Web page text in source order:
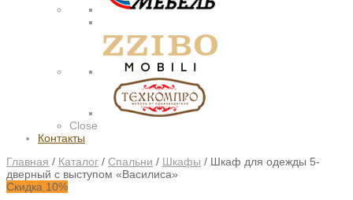
Close
Контакты
Главная / Каталог / Спальни / Шкафы / Шкаф для одежды 5-
дверный с выступом «Василиса»
Скидка 10%